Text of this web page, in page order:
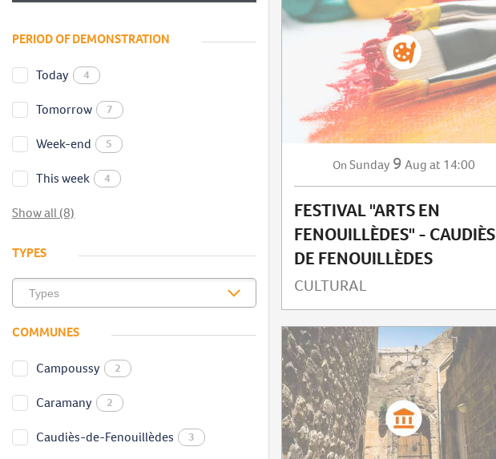
PERIOD OF DEMONSTRATION
Today 4
Tomorrow 7
Week-end 5
This week 4
Show all (8)
TYPES
COMMUNES
Campoussy 2
Caramany 2
Caudiès-de-Fenouillèdes 3
On Sunday 9Augat 14:00
FESTIVAL "ARTS EN
FENOUILLÈDES" - CAUDIÈS
DE FENOUILLÈDES
CULTURAL